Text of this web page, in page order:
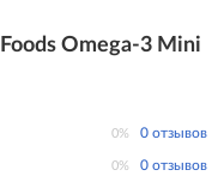
Omega-3 Mini
0% 0 отзывов
0% 0 отзывов